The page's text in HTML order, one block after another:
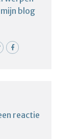
blog
reactie